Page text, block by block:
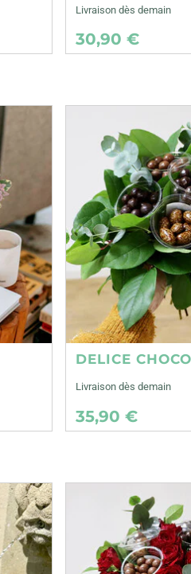
Livraison dès demain
30,90 €
DELICE
Livraison dès demain
35,90 €